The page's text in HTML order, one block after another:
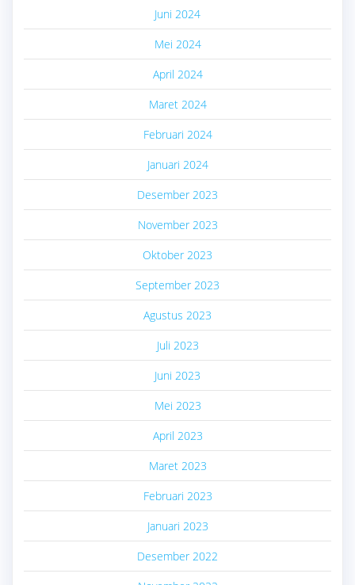
Juni 2024
Mei 2024
April 2024
Maret 2024
Februari 2024
Januari 2024
Desember 2023
November 2023
Oktober 2023
September 2023
Agustus 2023
Juli 2023
Juni 2023
Mei 2023
April 2023
Maret 2023
Februari 2023
Januari 2023
Desember 2022